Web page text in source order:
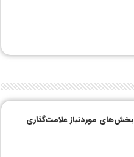
بخش‌های موردنیاز علامت‌گذاری